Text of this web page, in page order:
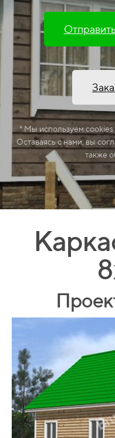
* Мы используем cookies
Оставаясь с нами, вы
также